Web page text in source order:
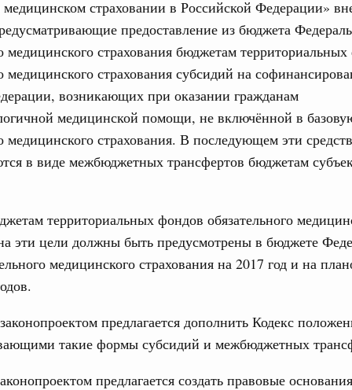
медицинском страховании в Российской Федерации»
предоставление из бюджета
медицинского страхования бюджетам
медицинского страхования субсидий на
возникающих при оказании гражданам
медицинской помощи, не включённой в
медицинского страхования. В последующем эти
в виде межбюджетных трансфертов бюджетам
территориальных фондов обязательного
эти цели должны быть предусмотрены в бюджете
медицинского страхования на 2017 год и на
предлагается дополнить Кодекс
такие формы субсидий и межбюджетных
предлагается создать правовые
Правительства – Руководитель Аппарата
России принял участие в ежегодном совещании
Федерации Валентины Матвиенко со статс-
2022, вторник
с отходами
за экологические нарушения при
десятки раз
2022, четверг
Правительства на 2022 год
р
2021, понедельник
с отходами
бизнеса за ликвидацию
года